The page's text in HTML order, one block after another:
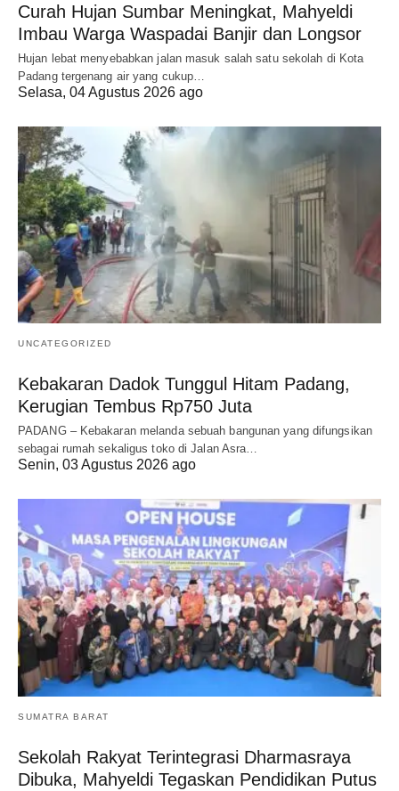
Curah Hujan Sumbar Meningkat, Mahyeldi
Imbau Warga Waspadai Banjir dan Longsor
Hujan lebat menyebabkan jalan masuk salah satu sekolah di Kota
Padang tergenang air yang cukup…
Selasa, 04 Agustus 2026 ago
UNCATEGORIZED
Kebakaran Dadok Tunggul Hitam Padang,
Kerugian Tembus Rp750 Juta
PADANG – Kebakaran melanda sebuah bangunan yang difungsikan
sebagai rumah sekaligus toko di Jalan Asra…
Senin, 03 Agustus 2026 ago
SUMATRA BARAT
Sekolah Rakyat Terintegrasi Dharmasraya
Dibuka, Mahyeldi Tegaskan Pendidikan Putus